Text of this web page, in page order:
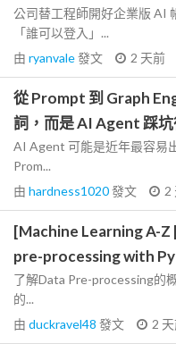
公司替工程師開好企業版 AI
「誰可以登入」...
由 ryanvale發文 2 天前
從 Prompt 到 Graph
詞，而是 AI Agent 踩
AI Agent 可能是近年最容易
Prom...
由 hardness1020發文 2
[Machine Learning A-Z
pre-processing with
了解Data Pre-processing的
的...
由 duckravel48 發文 2